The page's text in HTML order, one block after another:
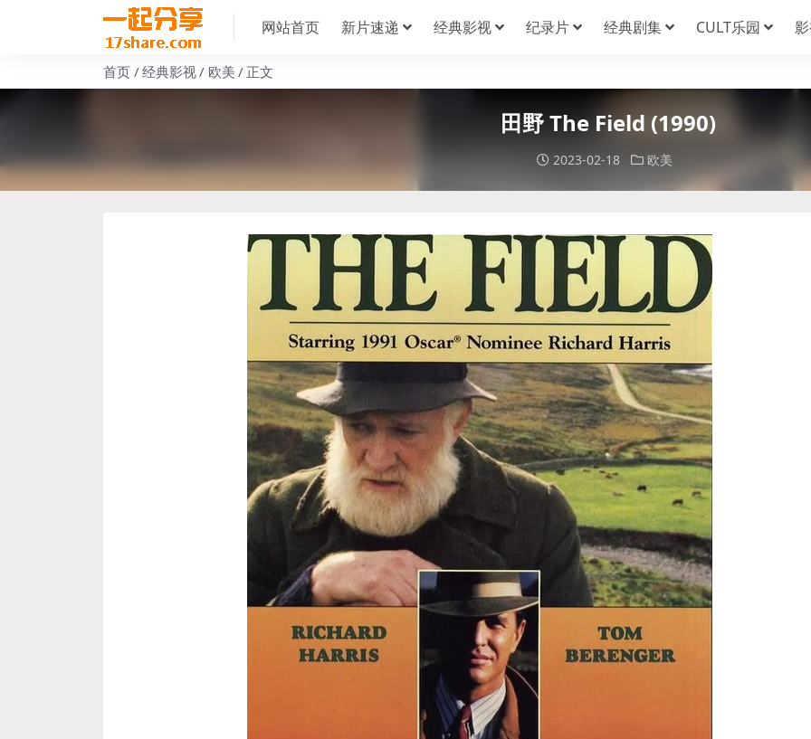
网站首页 新片速递 经典影视 纪录片 经典剧集 CULT乐园
首页 经典影视 欧美 正文
田野 The Field (1990)
2023-02-18 欧美